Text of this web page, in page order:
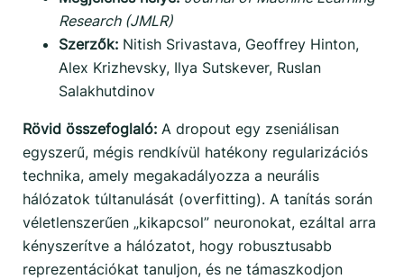
Research (JMLR)
Szerzők: Nitish Srivastava, Geoffrey Hinton,
Alex Krizhevsky, Ilya Sutskever, Ruslan
Salakhutdinov
Rövid összefoglaló: A dropout egy zseniálisan
egyszerű, mégis rendkívül hatékony regularizációs
technika, amely megakadályozza a neurális
hálózatok túltanulását (overfitting). A tanítás során
véletlenszerűen „kikapcsol” neuronokat, ezáltal arra
kényszerítve a hálózatot, hogy robusztusabb
reprezentációkat tanuljon, és ne támaszkodjon